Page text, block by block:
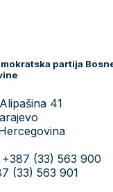
partija
41
(33) 563 900
(33) 563 901